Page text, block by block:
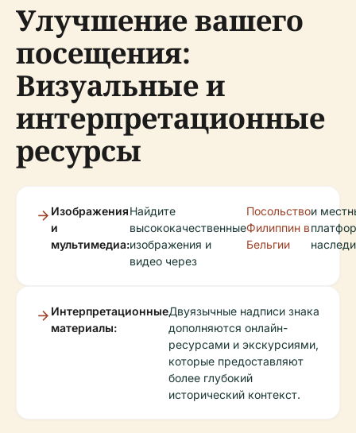
Улучшение вашего
посещения:
Визуальные и
интерпретационные
ресурсы
Изображения
и
мультимедиа:
Найдите
высококачественные
изображения и
видео через
Посольство
Филиппин в
Бельгии
и
Интерпретационные
материалы:
Двуязычные надписи знака
дополняются онлайн-
ресурсами и экскурсиями,
которые предоставляют
более глубокий
исторический контекст.